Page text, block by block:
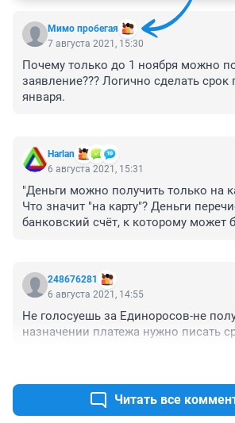
Мимо пробегая
7 августа 2021, 15:30
Почему только до 1 ноября можно
заявление??? Логично сделать срок
января.
Harlan
6 августа 2021, 15:31
"Деньги можно получить только на
Что значит "на карту"? Деньги
банковский счёт, к которому может
наличными деньгами.
248676281
6 августа 2021, 14:55
Не голосуешь за Единоросов-не
назначении платежа нужно писать
Читать все